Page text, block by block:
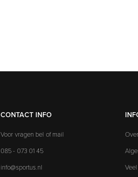
CONTACT INFO
Voor vragen bel of mail
085 - 073 01 45
info@sportus.nl